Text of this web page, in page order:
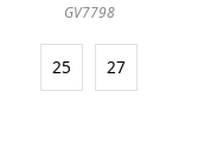
GV7798
25 27